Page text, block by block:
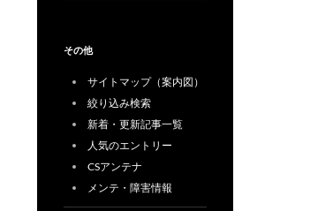
その他
サイトマップ（案内図）
絞り込み検索
新着・更新記事一覧
人気のエントリー
CSアンテナ
メンテ・障害情報